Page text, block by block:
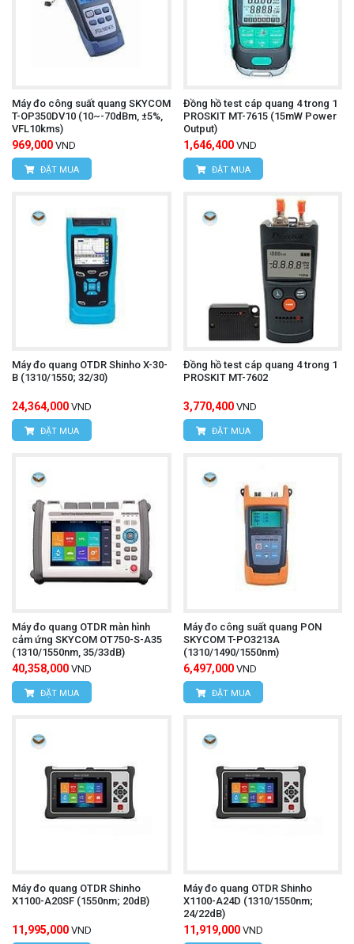
Máy đo công suất quang SKYCOM
T-OP350DV10 (10~-70dBm, ±5%,
VFL10kms)
969,000 VND
ĐẶT MUA
Đồng hồ test cáp quang 4 trong 1
PROSKIT MT-7615 (15mW Power
Output)
1,646,400 VND
ĐẶT MUA
Máy đo quang OTDR Shinho X-30-
B (1310/1550; 32/30)
24,364,000 VND
ĐẶT MUA
Đồng hồ test cáp quang 4 trong 1
PROSKIT MT-7602
3,770,400 VND
ĐẶT MUA
Máy đo quang OTDR màn hình
cảm ứng SKYCOM OT750-S-A35
(1310/1550nm, 35/33dB)
40,358,000 VND
ĐẶT MUA
Máy đo công suất quang PON
SKYCOM T-PO3213A
(1310/1490/1550nm)
6,497,000 VND
ĐẶT MUA
Máy đo quang OTDR Shinho
X1100-A20SF (1550nm; 20dB)
11,995,000 VND
Máy đo quang OTDR Shinho
X1100-A24D (1310/1550nm;
24/22dB)
11,919,000 VND